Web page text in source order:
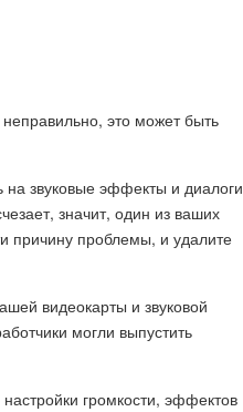
это может быть
звуковые эффекты и диалоги
значит, один из ваших
причину проблемы, и удалите
видеокарты и звуковой
могли выпустить
громкости, эффектов